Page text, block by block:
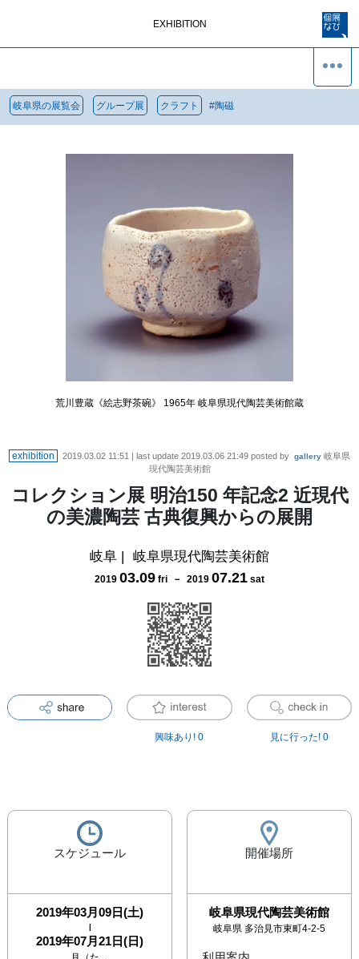
EXHIBITION
岐阜県の展覧会 グループ展 クラフト #陶磁
荒川豊蔵《絵志野茶碗》 1965年 岐阜県現代陶芸美術館蔵
exhibition 2019.03.02 11:51 | last update 2019.03.06 21:49 posted by gallery 岐阜県
現代陶芸美術館
コレクション展 明治150 年記念2 近現代
の美濃陶芸 古典復興からの展開
岐阜 | 岐阜県現代陶芸美術館
2019 03.09 fri － 2019 07.21 sat
興味あり! 0 見に行った! 0
スケジュール
2019年03月09日(土)
|
2019年07月21日(日)
開催場所
岐阜県現代陶芸美術館
岐阜県 多治見市東町4-2-5